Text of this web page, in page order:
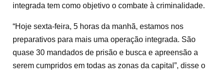
integrada tem como objetivo o combate à criminalidade.
“Hoje sexta-feira, 5 horas da manhã, estamos nos
preparativos para mais uma operação integrada. São
quase 30 mandados de prisão e busca e apreensão a
serem cumpridos em todas as zonas da capital”, disse o